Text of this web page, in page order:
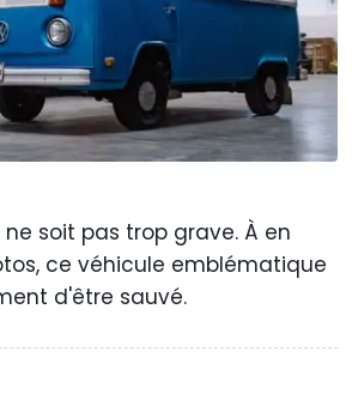
ne soit pas trop grave. À en
ce véhicule emblématique
d'être sauvé.